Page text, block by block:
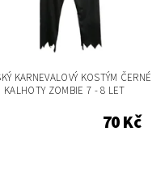
KARNEVALOVÝ KOSTÝM ČERNÉ
KALHOTY ZOMBIE 7 - 8 LET
70 Kč